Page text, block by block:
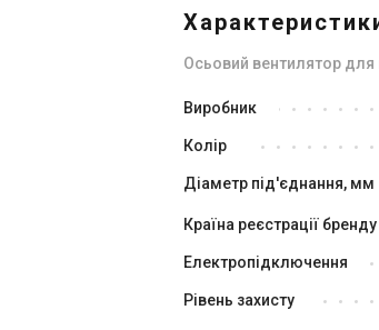
ECA 100 ipro KVZC з
12 920 грн 15 869 грн
В наявності
Осьовий вентилятор для
Виробник
Колір
Діаметр під'єднання, мм
Країна реєстрації бренду
Електропідключення
Рівень захисту